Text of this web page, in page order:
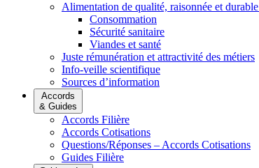
Alimentation de qualité, raisonnée et durable
Consommation
Sécurité sanitaire
Viandes et santé
Juste rémunération et attractivité des métiers
Info-veille scientifique
Sources d’information
Accords
& Guides
Accords Filière
Accords Cotisations
Questions/Réponses – Accords Cotisations
Guides Filière